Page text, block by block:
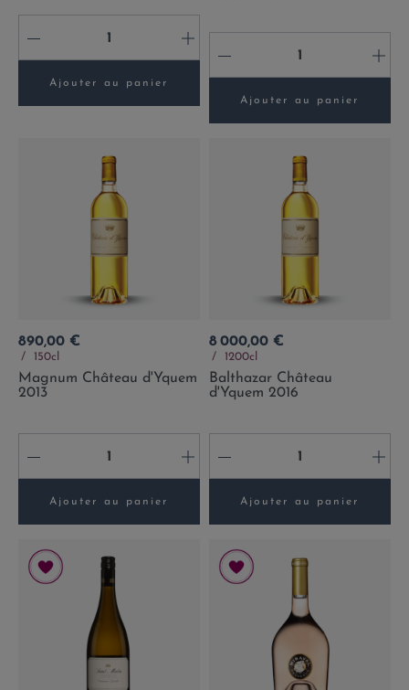
- +
Ajouter au panier
- +
Ajouter au panier
Prix
890,00 €
150cl
Magnum Château d'Yquem
2013
- +
Ajouter au panier
Prix
8 000,00 €
1200cl
Balthazar Château
d'Yquem 2016
- +
Ajouter au panier